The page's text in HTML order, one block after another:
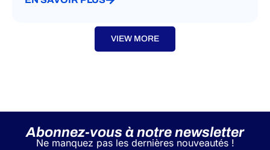
VIEW MORE
Abonnez-vous à notre newsletter
Ne manquez pas les dernières nouveautés !